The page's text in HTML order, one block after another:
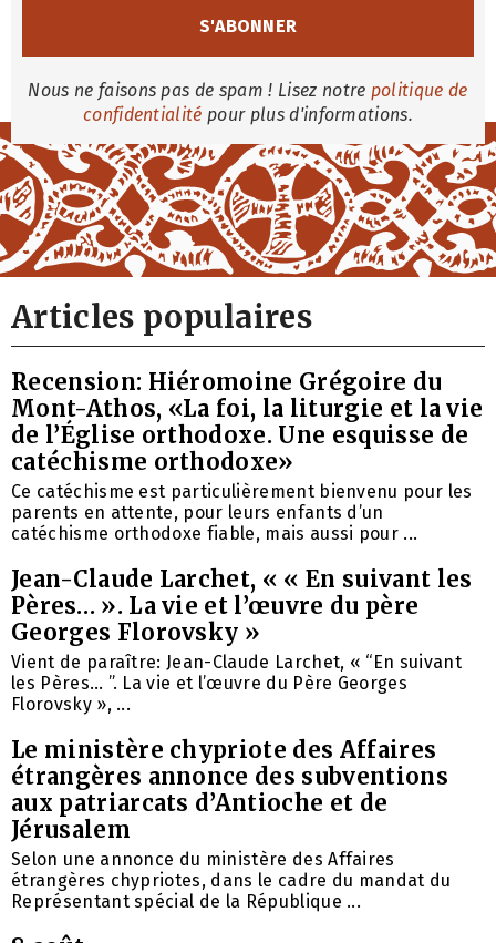
Nous ne faisons pas de spam ! Lisez notre politique de
confidentialité pour plus d'informations.
Articles populaires
Recension: Hiéromoine Grégoire du
Mont-Athos, «La foi, la liturgie et la vie
de l’Église orthodoxe. Une esquisse de
catéchisme orthodoxe»
Ce catéchisme est particulièrement bienvenu pour les
parents en attente, pour leurs enfants d’un
catéchisme orthodoxe fiable, mais aussi pour ...
Jean-Claude Larchet, « « En suivant les
Pères… ». La vie et l’œuvre du père
Georges Florovsky »
Vient de paraître: Jean-Claude Larchet, « “En suivant
les Pères… ”. La vie et l’œuvre du Père Georges
Florovsky », ...
Le ministère chypriote des Affaires
étrangères annonce des subventions
aux patriarcats d’Antioche et de
Jérusalem
Selon une annonce du ministère des Affaires
étrangères chypriotes, dans le cadre du mandat du
Représentant spécial de la République ...